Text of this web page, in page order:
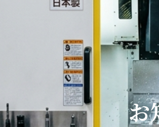
お